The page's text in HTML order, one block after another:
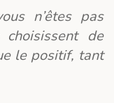
n’êtes pas
de
le positif, tant